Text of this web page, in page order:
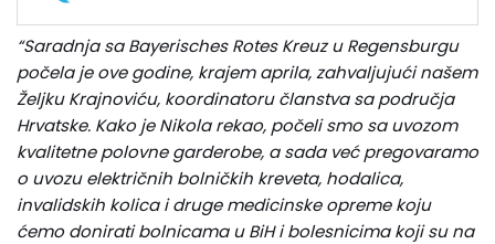
“Saradnja sa Bayerisches Rotes Kreuz u Regensburgu
počela je ove godine, krajem aprila, zahvaljujući našem
Željku Krajnoviću, koordinatoru članstva sa područja
Hrvatske. Kako je Nikola rekao, počeli smo sa uvozom
kvalitetne polovne garderobe, a sada već pregovaramo
o uvozu električnih bolničkih kreveta, hodalica,
invalidskih kolica i druge medicinske opreme koju
ćemo donirati bolnicama u BiH i bolesnicima koji su na